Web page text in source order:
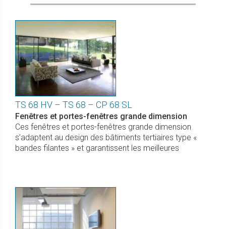
TS 68 HV – TS 68 – CP 68 SL
Fenêtres et portes-fenêtres grande dimension
Ces fenêtres et portes-fenêtres grande dimension
s’adaptent au design des bâtiments tertiaires type «
bandes filantes » et garantissent les meilleures